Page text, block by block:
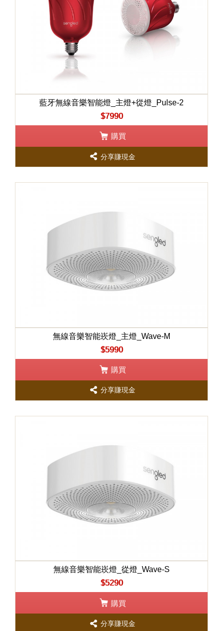
藍牙無線音樂智能燈_主燈+從燈_Pulse-2
$7990
購買
分享賺現金
無線音樂智能崁燈_主燈_Wave-M
$5990
購買
分享賺現金
無線音樂智能崁燈_從燈_Wave-S
$5290
購買
分享賺現金